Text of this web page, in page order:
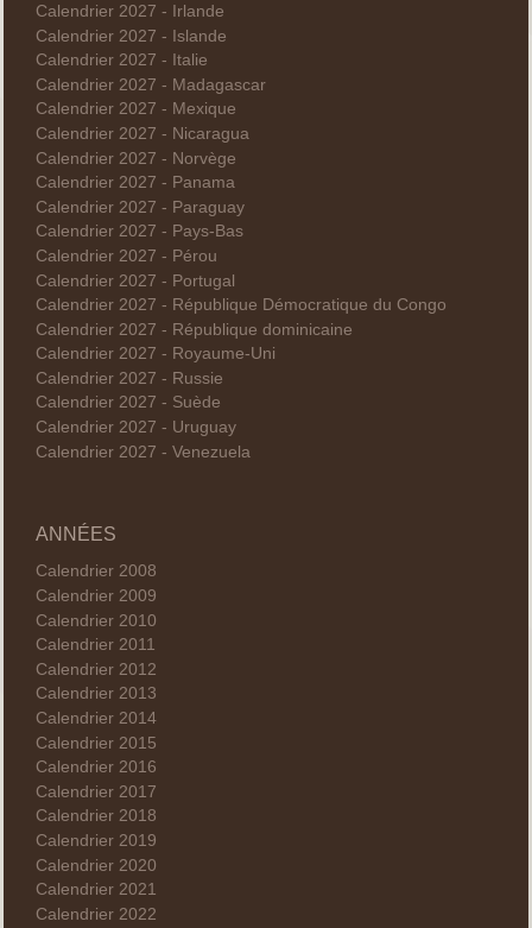
Calendrier 2027 - Irlande
Calendrier 2027 - Islande
Calendrier 2027 - Italie
Calendrier 2027 - Madagascar
Calendrier 2027 - Mexique
Calendrier 2027 - Nicaragua
Calendrier 2027 - Norvège
Calendrier 2027 - Panama
Calendrier 2027 - Paraguay
Calendrier 2027 - Pays-Bas
Calendrier 2027 - Pérou
Calendrier 2027 - Portugal
Calendrier 2027 - République Démocratique du Congo
Calendrier 2027 - République dominicaine
Calendrier 2027 - Royaume-Uni
Calendrier 2027 - Russie
Calendrier 2027 - Suède
Calendrier 2027 - Uruguay
Calendrier 2027 - Venezuela
ANNÉES
Calendrier 2008
Calendrier 2009
Calendrier 2010
Calendrier 2011
Calendrier 2012
Calendrier 2013
Calendrier 2014
Calendrier 2015
Calendrier 2016
Calendrier 2017
Calendrier 2018
Calendrier 2019
Calendrier 2020
Calendrier 2021
Calendrier 2022